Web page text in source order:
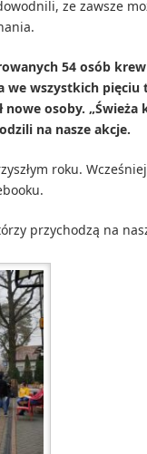
ze zawsze
54 osób
we wszystkich pięciu
osoby.
na nasze akcje.
roku.
przychodzą na